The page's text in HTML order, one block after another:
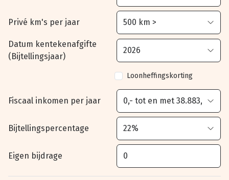
Privé km's per jaar
Datum kentekenafgifte
(Bijtellingsjaar)
Loonheffingskorting
Fiscaal inkomen per jaar
Bijtellingspercentage
Eigen bijdrage